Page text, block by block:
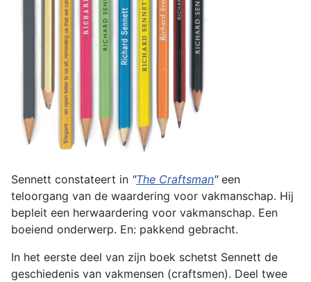
Sennett constateert in "The Craftsman" een
teloorgang van de waardering voor vakmanschap. Hij
bepleit een herwaardering voor vakmanschap. Een
boeiend onderwerp. En: pakkend gebracht.
In het eerste deel van zijn boek schetst Sennett de
geschiedenis van vakmensen (craftsmen). Deel twee